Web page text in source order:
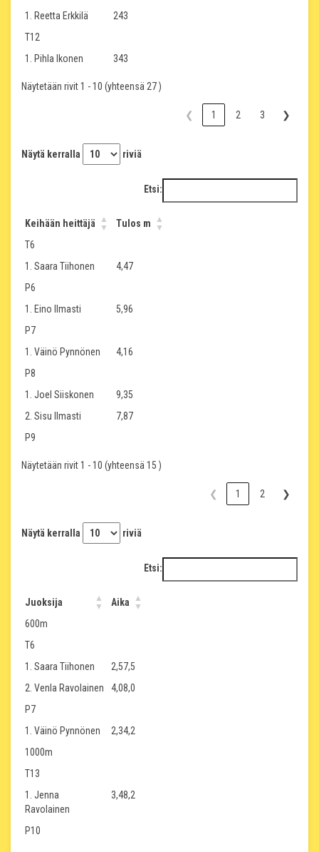
1. Reetta Erkkilä
243
T12
1. Pihla Ikonen
343
Näytetään rivit 1 - 10 (yhteensä 27 )
❮ 1 2 3 ❯
Näytä kerralla riviä
Etsi:
Keihään heittäjä
Tulos m
T6
1. Saara Tiihonen
4,47
P6
1. Eino Ilmasti
5,96
P7
1. Väinö Pynnönen
4,16
P8
1. Joel Siiskonen
9,35
2. Sisu Ilmasti
7,87
P9
Näytetään rivit 1 - 10 (yhteensä 15 )
❮ 1 2 ❯
Näytä kerralla riviä
Etsi:
Juoksija
Aika
600m
T6
1. Saara Tiihonen
2,57,5
2. Venla Ravolainen
4,08,0
P7
1. Väinö Pynnönen
2,34,2
1000m
T13
1. Jenna
Ravolainen
3,48,2
P10